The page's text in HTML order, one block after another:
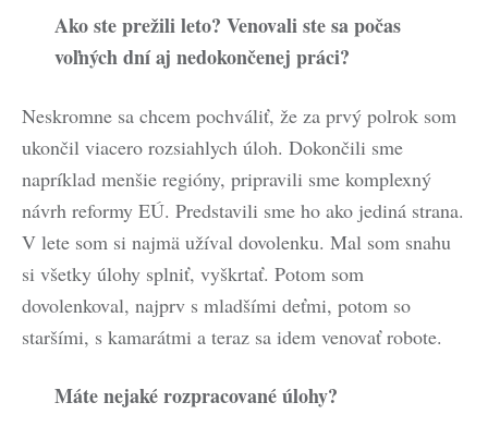
Ako ste prežili leto? Venovali ste sa počas
voľných dní aj nedokončenej práci?
Neskromne sa chcem pochváliť, že za prvý polrok som
ukončil viacero rozsiahlych úloh. Dokončili sme
napríklad menšie regióny, pripravili sme komplexný
návrh reformy EÚ. Predstavili sme ho ako jediná strana.
V lete som si najmä užíval dovolenku. Mal som snahu
si všetky úlohy splniť, vyškrtať. Potom som
dovolenkoval, najprv s mladšími deťmi, potom so
staršími, s kamarátmi a teraz sa idem venovať robote.
Máte nejaké rozpracované úlohy?